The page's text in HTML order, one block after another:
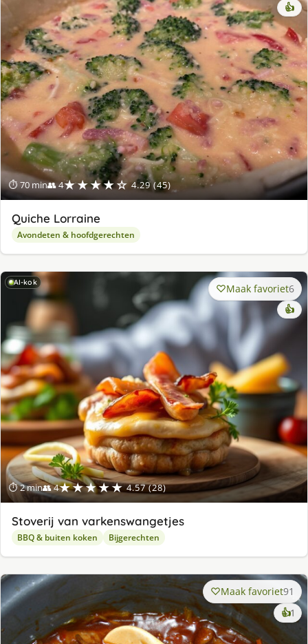
⏱ 70 min👥 4★★★★☆ 4.29 (45)
👍
Quiche Lorraine
Avondeten & hoofdgerechten
AI-kok
⏱ 2 min👥 4★★★★★ 4.57 (28)
Maak favoriet6
👍
Stoverij van varkenswangetjes
BBQ & buiten koken Bijgerechten
Maak favoriet91
👍1